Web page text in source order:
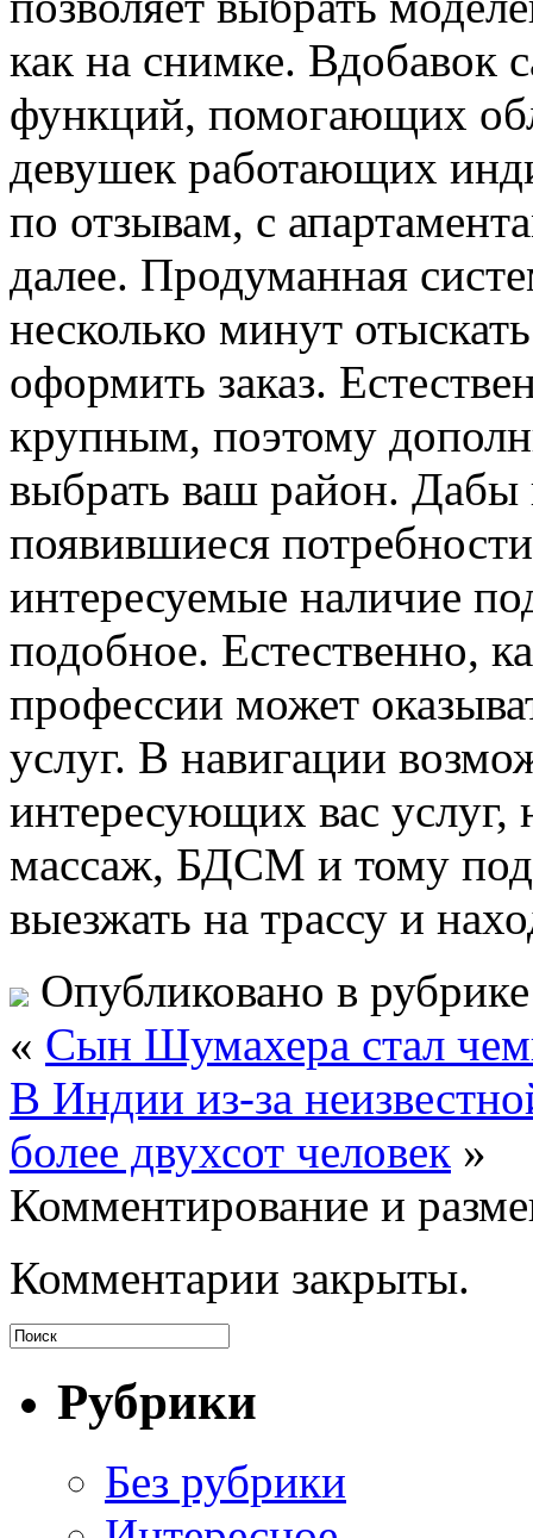
как на снимке. Вдобавок
функций, помогающих
девушек работающих
по отзывам, с
далее. Продуманная
несколько минут
оформить заказ.
крупным, поэтому
выбрать ваш район. Дабы
появившиеся
интересуемые наличие
подобное. Естественно,
профессии может
услуг. В навигации
интересующих вас
массаж, БДСМ и тому
выезжать на трассу и
Опубликовано в
« Сын Шумахера стал
В Индии из-за
более двухсот человек »
Комментирование и
Комментарии закрыты.
Рубрики
Без рубрики